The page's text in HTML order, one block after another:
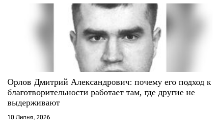
Орлов Дмитрий Александрович: почему его подход к
благотворительности работает там, где другие не
выдерживают
10 Липня, 2026